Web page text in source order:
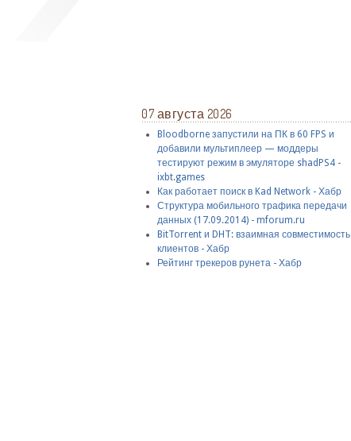
07 августа 2026
Bloodborne запустили на ПК в 60 FPS и
добавили мультиплеер — моддеры
тестируют режим в эмуляторе shadPS4 -
ixbt.games
Как работает поиск в Kad Network - Хабр
Структура мобильного трафика передачи
данных (17.09.2014) - mforum.ru
BitTorrent и DHT: взаимная совместимость
клиентов - Хабр
Рейтинг трекеров рунета - Хабр